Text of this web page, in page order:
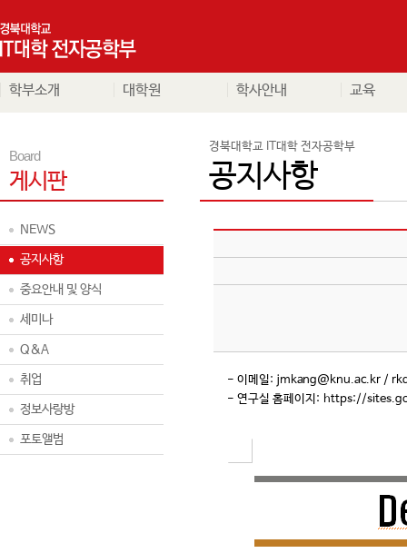
학부소개 대학원 학사안내 교육
Board
게시판
NEWS
공지사항
중요안내 및 양식
세미나
Q&A
취업
정보사랑방
포토앨범
경북대학교 IT대학 전자공학부
공지사항
- 이메일: jmkang@knu.ac.kr /
- 연구실 홈페이지: https://